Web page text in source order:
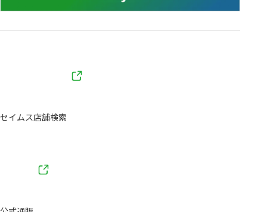
セイムス店舗検索